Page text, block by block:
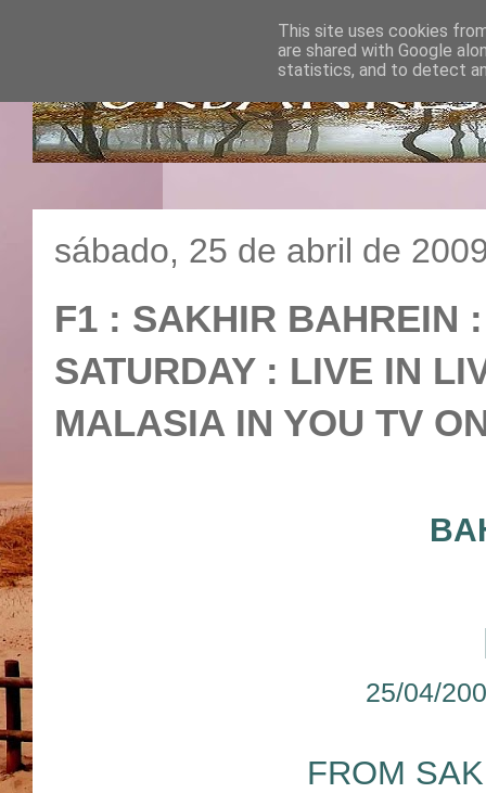
sábado, 25 de abril de
F1 : SAKHIR BAHREIN
SATURDAY : LIVE IN
MALASIA IN YOU TV
25/04/
FROM
This site uses cookies
are shared with Google
statistics, and to detect